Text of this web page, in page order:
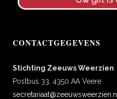
CONTACTGEGEVENS
Stichting Zeeuws Weerzien
Postbus 33, 4350 AA Veere
secretariaat@zeeuwsweerzien.nl